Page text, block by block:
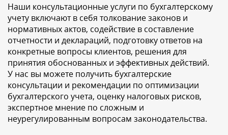
Наши консультационные услуги по бухгалтерскому
учету включают в себя толкование законов и
нормативных актов, содействие в составление
отчетности и деклараций, подготовку ответов на
конкретные вопросы клиентов, решения для
принятия обоснованных и эффективных действий.
У нас вы можете получить бухгалтерские
консультации и рекомендации по оптимизации
бухгалтерского учета, оценку налоговых рисков,
экспертное мнение по сложным и
неурегулированным вопросам законодательства.